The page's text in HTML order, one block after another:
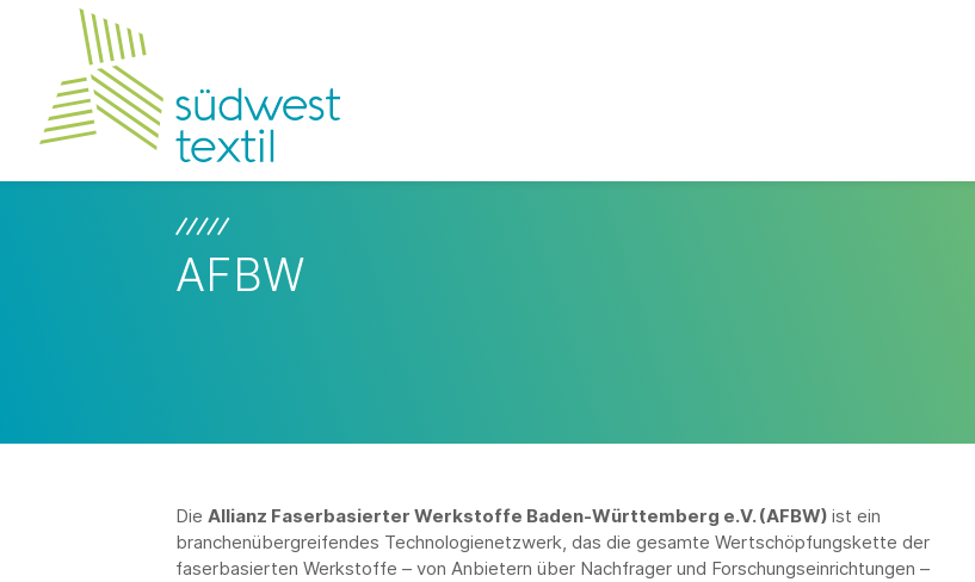
AFBW
Die Allianz Faserbasierter Werkstoffe Baden-Württemberg e.V. (AFBW) ist ein
branchenübergreifendes Technologienetzwerk, das die gesamte Wertschöpfungskette der
faserbasierten Werkstoffe – von Anbietern über Nachfrager und Forschungseinrichtungen –